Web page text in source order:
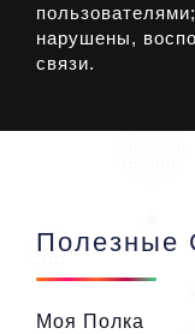
нарушены,
связи.
Полезные
Моя Полка